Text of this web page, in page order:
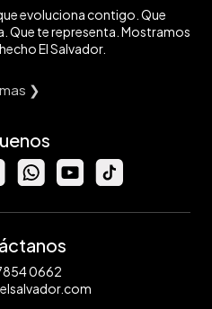
evoluciona contigo. Que
Que te representa. Mostramos
El Salvador.
❯
0662